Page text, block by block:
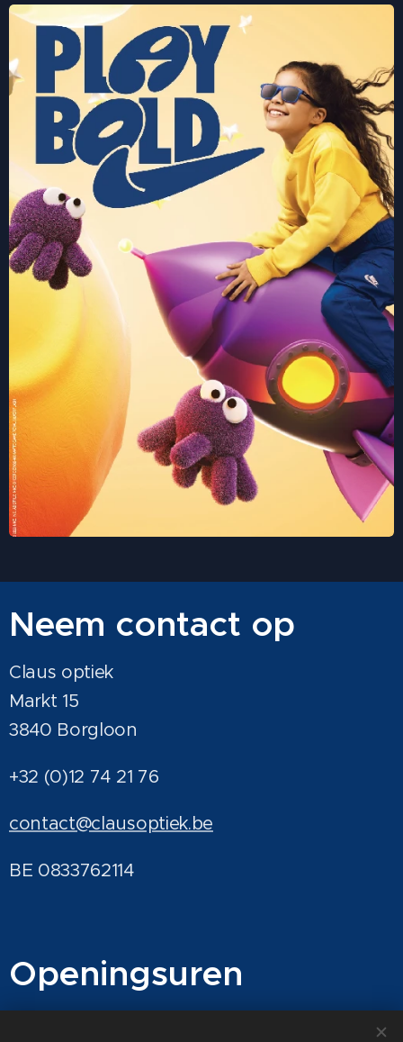
Neem contact op
Claus optiek
Markt 15
3840 Borgloon
+32 (0)12 74 21 76
contact@clausoptiek.be
BE 0833762114
Openingsuren